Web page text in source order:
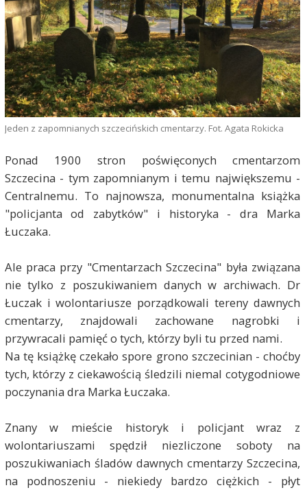
Jeden z zapomnianych szczecińskich cmentarzy. Fot. Agata Rokicka
Ponad 1900 stron poświęconych cmentarzom
Szczecina - tym zapomnianym i temu największemu -
Centralnemu. To najnowsza, monumentalna książka
"policjanta od zabytków" i historyka - dra Marka
Łuczaka.
Ale praca przy "Cmentarzach Szczecina" była związana
nie tylko z poszukiwaniem danych w archiwach. Dr
Łuczak i wolontariusze porządkowali tereny dawnych
cmentarzy, znajdowali zachowane nagrobki i
przywracali pamięć o tych, którzy byli tu przed nami.
Na tę książkę czekało spore grono szczecinian - choćby
tych, którzy z ciekawością śledzili niemal cotygodniowe
poczynania dra Marka Łuczaka.
Znany w mieście historyk i policjant wraz z
wolontariuszami spędził niezliczone soboty na
poszukiwaniach śladów dawnych cmentarzy Szczecina,
na podnoszeniu - niekiedy bardzo ciężkich - płyt